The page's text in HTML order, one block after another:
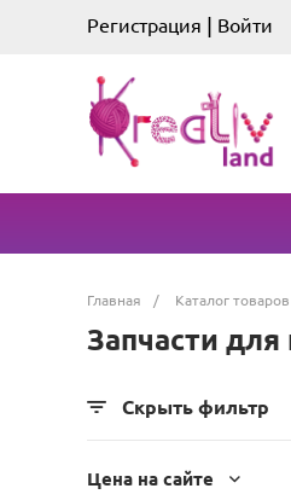
Регистрация | Войти
Главная / Каталог товаров
Запчасти
Скрыть фильтр
Цена на сайте